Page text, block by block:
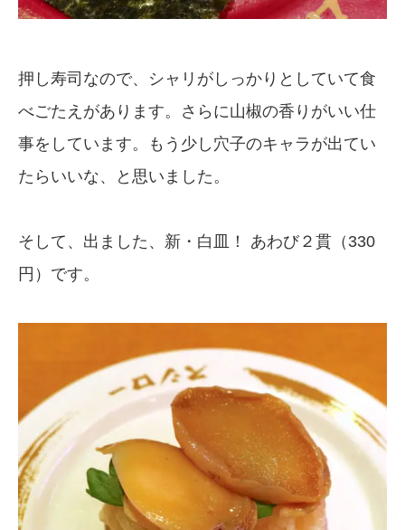
押し寿司なので、シャリがしっかりとしていて食
べごたえがあります。さらに山椒の香りがいい仕
事をしています。もう少し穴子のキャラが出てい
たらいいな、と思いました。
そして、出ました、新・白皿！ あわび２貫（330
円）です。